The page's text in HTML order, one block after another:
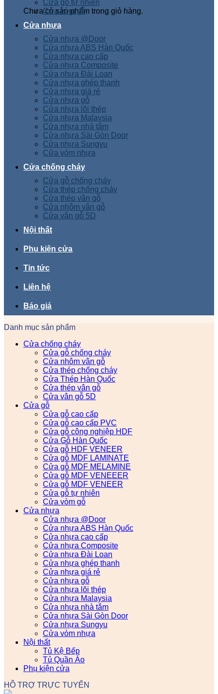
Chưa có sản phẩm trong giỏ hàng.
Cửa gỗ tự nhiên
Cửa vòm gỗ
Cửa nhựa
Cửa nhựa @Door
Cửa nhựa ABS Hàn Quốc
Cửa nhựa cao cấp
Cửa nhựa Composite
Cửa nhựa Đài Loan
Cửa nhựa ghép thanh
Cửa nhựa giá rẻ
Cửa nhựa gỗ
Cửa nhựa lõi thép
Cửa nhựa Malaysia
Cửa nhựa nhà tắm
Cửa nhựa Sài Gòn Door
Cửa nhựa Sungyu
Cửa vòm nhựa
Cửa chống cháy
Cửa gỗ chống cháy
Cửa thép chống cháy
Cửa thép vân gỗ
Cửa nhôm vân gỗ
Cửa vân gỗ 5D
Nội thất
Phụ kiện cửa
Tin tức
Liên hệ
Báo giá
Danh mục sản phẩm
Cửa chống cháy
Cửa gỗ chống cháy
Cửa nhôm vân gỗ
Cửa thép chống cháy
Cửa Thép Hàn Quốc
Cửa thép vân gỗ
Cửa vân gỗ 5D
Cửa gỗ
Cửa gỗ cao cấp
Cửa gỗ cao cấp PVC
Cửa gỗ công nghiệp HDF
Cửa Gỗ Hàn Quốc
Cửa gỗ HDF VENEER
Cửa gỗ MDF LAMINATE
Cửa gỗ MDF MELAMINE
Cửa gỗ MDF VENEEER
Cửa gỗ MDF VENEER
Cửa gỗ tự nhiên
Cửa vòm gỗ
Cửa nhựa
Cửa nhựa @Door
Cửa nhựa ABS Hàn Quốc
Cửa nhựa cao cấp
Cửa nhựa Composite
Cửa nhựa Đài Loan
Cửa nhựa ghép thanh
Cửa nhựa giá rẻ
Cửa nhựa gỗ
Cửa nhựa lõi thép
Cửa nhựa Malaysia
Cửa nhựa nhà tắm
Cửa nhựa Sài Gòn Door
Cửa nhựa Sungyu
Cửa vòm nhựa
Nội thất
Tủ Kệ Bếp
Tủ Quần Áo
Phụ kiện cửa
HỖ TRỢ TRỰC TUYẾN